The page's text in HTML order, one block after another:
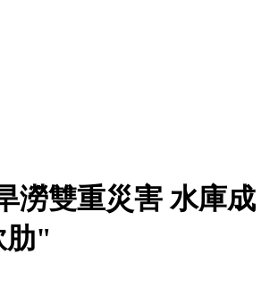
澇雙重災害 水庫成
肋"